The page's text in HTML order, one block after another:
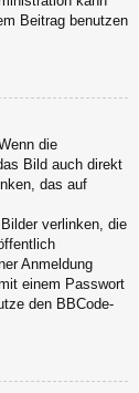
Beitrag benutzen
die
Bild auch direkt
das auf
verlinken, die
Anmeldung
einem Passwort
den BBCode-